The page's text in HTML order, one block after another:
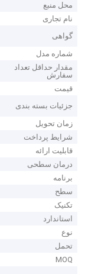
محل منبع
نام تجاری
گواهی
شماره مدل
مقدار حداقل تعداد
سفارش
قیمت
جزئیات بسته بندی
زمان تحویل
شرایط پرداخت
قابلیت ارائه
درمان سطحی
برنامه
سطح
تکنیک
استاندارد
نوع
تحمل
MOQ